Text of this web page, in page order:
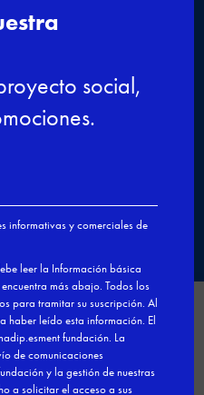
para analizar nuestros
el fin de mejorar su contenido.
a
en
Dual